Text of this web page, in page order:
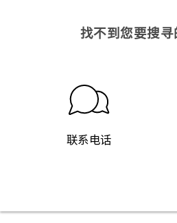
找不到您要搜寻
联系电话